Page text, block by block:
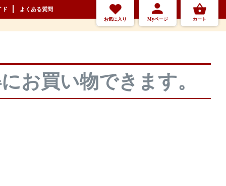
ド よくある質問
お気に入り Myページ カート
お買い物できます。